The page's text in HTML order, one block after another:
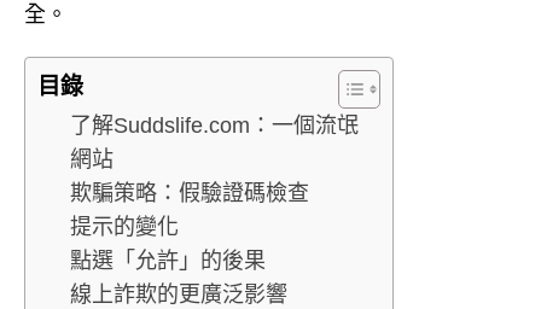
全。
目錄
了解Suddslife.com：一個流氓
網站
欺騙策略：假驗證碼檢查
提示的變化
點選「允許」的後果
線上詐欺的更廣泛影響